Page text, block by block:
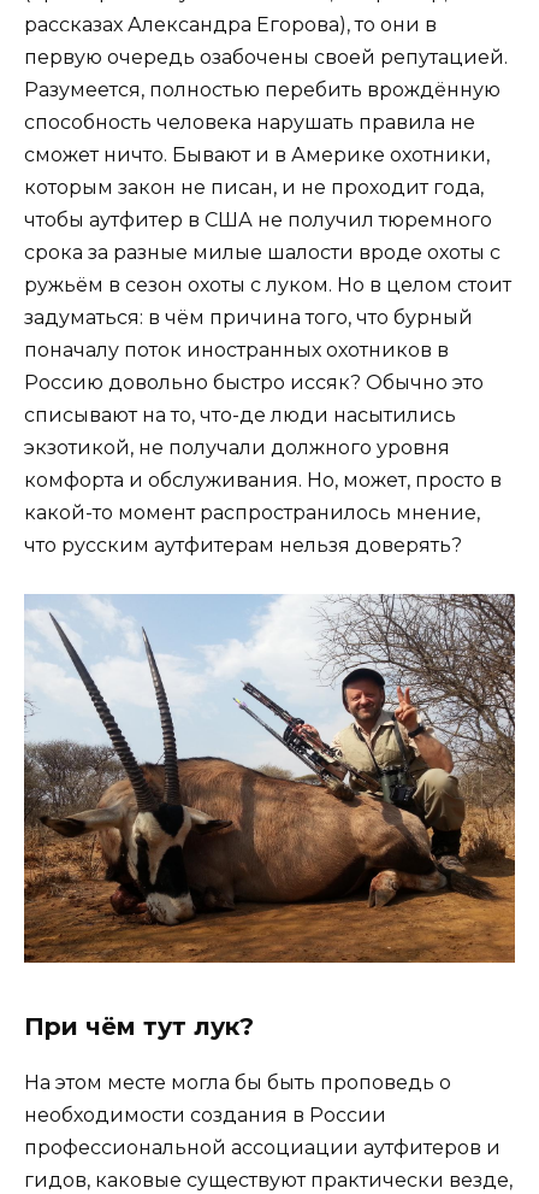
рассказах Александра Егорова), то они в
первую очередь озабочены своей репутацией.
Разумеется, полностью перебить врождённую
способность человека нарушать правила не
сможет ничто. Бывают и в Америке охотники,
которым закон не писан, и не проходит года,
чтобы аутфитер в США не получил тюремного
срока за разные милые шалости вроде охоты с
ружьём в сезон охоты с луком. Но в целом стоит
задуматься: в чём причина того, что бурный
поначалу поток иностранных охотников в
Россию довольно быстро иссяк? Обычно это
списывают на то, что-де люди насытились
экзотикой, не получали должного уровня
комфорта и обслуживания. Но, может, просто в
какой-то момент распространилось мнение,
что русским аутфитерам нельзя доверять?
При чём тут лук?
На этом месте могла бы быть проповедь о
необходимости создания в России
профессиональной ассоциации аутфитеров и
гидов, каковые существуют практически везде,